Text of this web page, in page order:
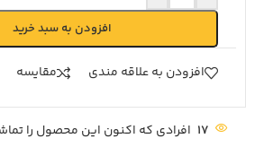
افزودن به سبد خرید
افزودن به علاقه مندی مقايسه
17 افرادی که اکنون این محصول را